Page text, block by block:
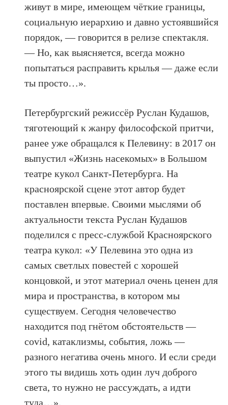
живут в мире, имеющем чёткие границы,
социальную иерархию и давно устоявшийся
порядок, — говорится в релизе спектакля.
— Но, как выясняется, всегда можно
попытаться расправить крылья — даже если
ты просто…».
Петербургский режиссёр Руслан Кудашов,
тяготеющий к жанру философской притчи,
ранее уже обращался к Пелевину: в 2017 он
выпустил «Жизнь насекомых» в Большом
театре кукол Санкт-Петербурга. На
красноярской сцене этот автор будет
поставлен впервые. Своими мыслями об
актуальности текста Руслан Кудашов
поделился с пресс-службой Красноярского
театра кукол: «У Пелевина это одна из
самых светлых повестей с хорошей
концовкой, и этот материал очень ценен для
мира и пространства, в котором мы
существуем. Сегодня человечество
находится под гнётом обстоятельств —
covid, катаклизмы, события, ложь —
разного негатива очень много. И если среди
этого ты видишь хоть один луч доброго
света, то нужно не рассуждать, а идти
туда…».